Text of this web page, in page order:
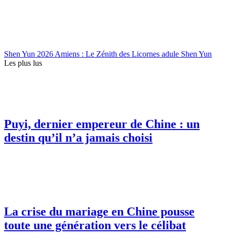
Shen Yun 2026 Amiens : Le Zénith des Licornes adule Shen Yun
Les plus lus
Puyi, dernier empereur de Chine : un
destin qu’il n’a jamais choisi
La crise du mariage en Chine pousse
toute une génération vers le célibat